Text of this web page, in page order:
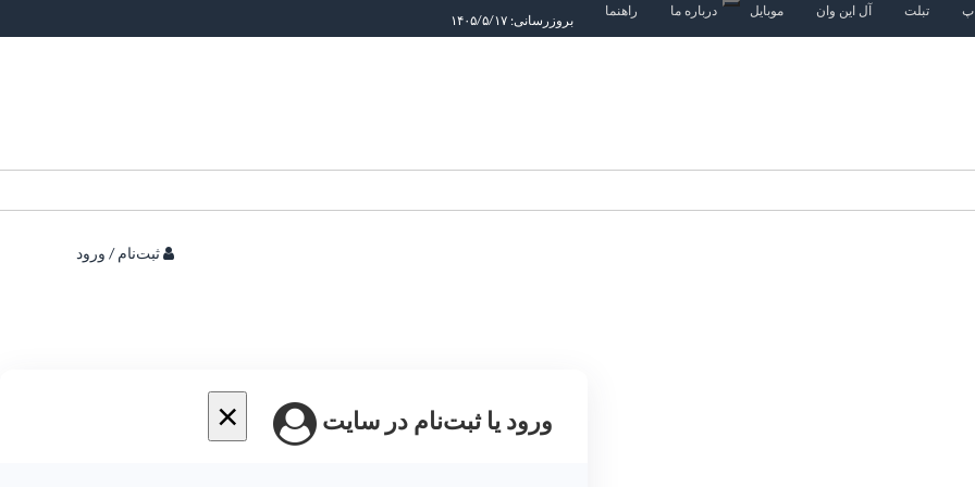
تبلت آل این وان موبایل درباره ما راهنما
بروزرسانی: ۱۴۰۵/۵/۱۷
ثبت‌نام / ورود
× ورود یا ثبت‌نام در سایت